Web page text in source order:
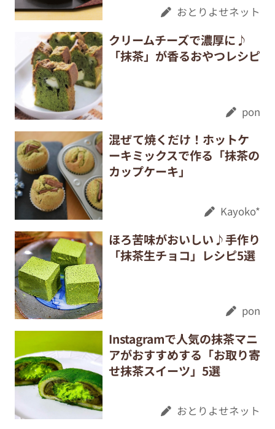
おとりよせネット
クリームチーズで濃厚に♪
「抹茶」が香るおやつレシピ
pon
混ぜて焼くだけ！ホットケ
ーキミックスで作る「抹茶の
カップケーキ」
Kayoko*
ほろ苦味がおいしい♪手作り
「抹茶生チョコ」レシピ5選
pon
Instagramで人気の抹茶マニ
アがおすすめする「お取り寄
せ抹茶スイーツ」5選
おとりよせネット